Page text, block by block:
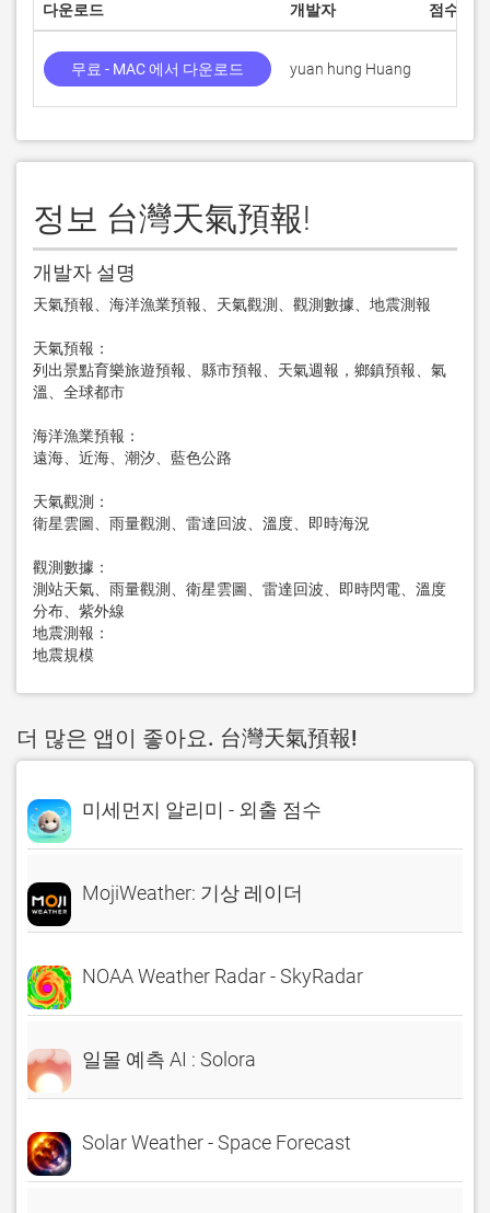
다운로드 개발자 점수
무료 - MAC 에서 다운로드 yuan hung Huang
정보 台灣天氣預報!
개발자 설명
天氣預報、海洋漁業預報、天氣觀測、觀測數據、地震測報
天氣預報：
列出景點育樂旅遊預報、縣市預報、天氣週報，鄉鎮預報、氣
溫、全球都市
海洋漁業預報：
遠海、近海、潮汐、藍色公路
天氣觀測：
衛星雲圖、雨量觀測、雷達回波、溫度、即時海況
觀測數據：
測站天氣、雨量觀測、衛星雲圖、雷達回波、即時閃電、溫度
分布、紫外線
地震測報：
地震規模
더 많은 앱이 좋아요. 台灣天氣預報!
미세먼지 알리미 - 외출 점수
MojiWeather: 기상 레이더
NOAA Weather Radar - SkyRadar
일몰 예측 AI : Solora
Solar Weather - Space Forecast